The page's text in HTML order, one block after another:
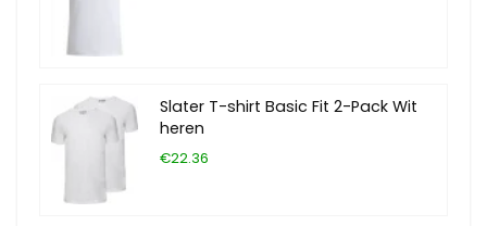
Slater T-shirt Basic Fit 2-Pack Wit
heren
€22.36